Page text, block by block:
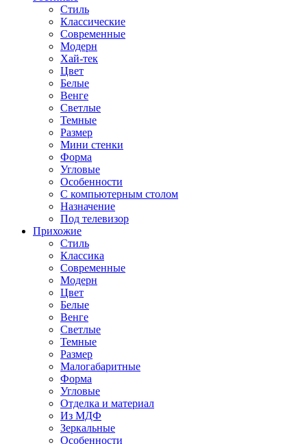
Стиль
Классические
Современные
Модерн
Хай-тек
Цвет
Белые
Венге
Светлые
Темные
Размер
Мини стенки
Форма
Угловые
Особенности
С компьютерным столом
Назначение
Под телевизор
Прихожие
Стиль
Классика
Современные
Модерн
Цвет
Белые
Венге
Светлые
Темные
Размер
Малогабаритные
Форма
Угловые
Отделка и материал
Из МДФ
Зеркальные
Особенности